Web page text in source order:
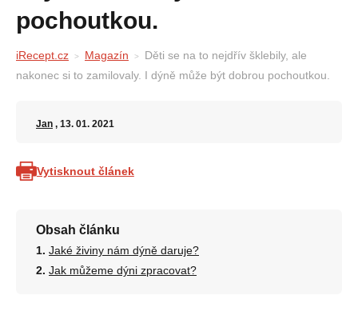
pochoutkou.
iRecept.cz Magazín
Děti se na to nejdřív šklebily, ale
nakonec si to zamilovaly. I dýně může být dobrou pochoutkou.
Jan , 13. 01. 2021
Vytisknout článek
Obsah článku
Jaké živiny nám dýně daruje?
Jak můžeme dýni zpracovat?